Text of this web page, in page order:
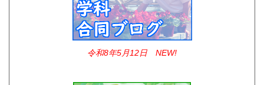
令和8年5月12日 NEW!